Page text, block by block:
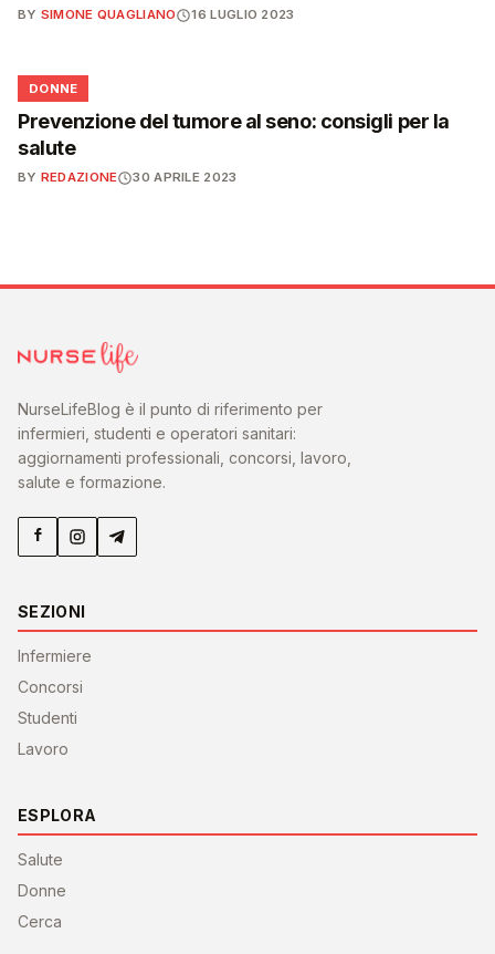
BY SIMONE QUAGLIANO 16 LUGLIO 2023
🌸
DONNE
Prevenzione del tumore al seno: consigli per la
salute
BY REDAZIONE 30 APRILE 2023
NurseLifeBlog è il punto di riferimento per
infermieri, studenti e operatori sanitari:
aggiornamenti professionali, concorsi, lavoro,
salute e formazione.
SEZIONI
Infermiere
Concorsi
Studenti
Lavoro
ESPLORA
Salute
Donne
Cerca